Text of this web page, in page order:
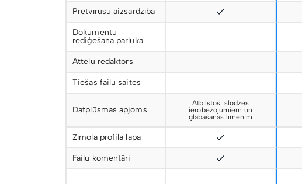
Pretvīrusu aizsardzība
Dokumentu
rediģēšana pārlūkā
Attēlu redaktors
Tiešās failu saites
Datplūsmas apjoms
Atbilstoši slodzes
ierobežojumiem un
glabāšanas līmenim
Zīmola profila lapa
Failu komentāri